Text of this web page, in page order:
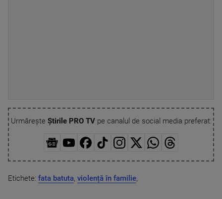
Urmărește Știrile PRO TVpe canalul de social media preferat:
Etichete: fata batuta, violență în familie,